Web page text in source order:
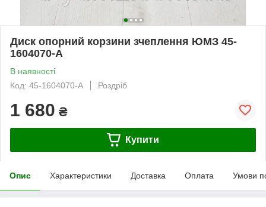
Диск опорний корзини зчеплення ЮМЗ 45-
1604070-А
В наявності
Код: 45-1604070-А
Роздріб
1 680 ₴
Купити
Опис Характеристики Доставка Оплата Умови